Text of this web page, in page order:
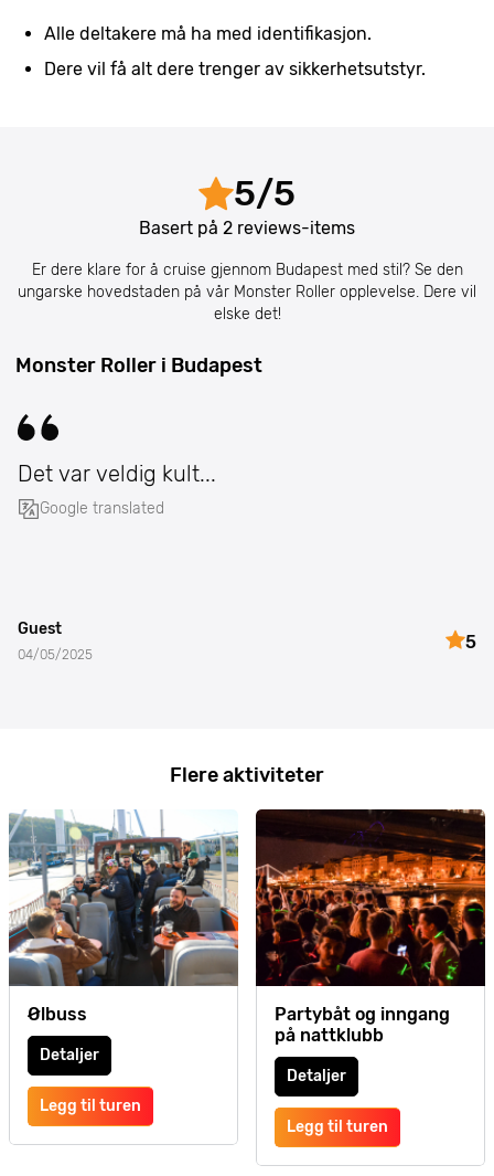
Alle deltakere må ha med identifikasjon.
Dere vil få alt dere trenger av sikkerhetsutstyr.
5/5
Basert på 2 reviews-items
Er dere klare for å cruise gjennom Budapest med stil? Se den
ungarske hovedstaden på vår Monster Roller opplevelse. Dere vil
elske det!
Monster Roller i Budapest
Det var veldig kult...
Google translated
Guest
04/05/2025
5
Flere aktiviteter
Ølbuss
Detaljer
Legg til turen
Partybåt og inngang
på nattklubb
Detaljer
Legg til turen